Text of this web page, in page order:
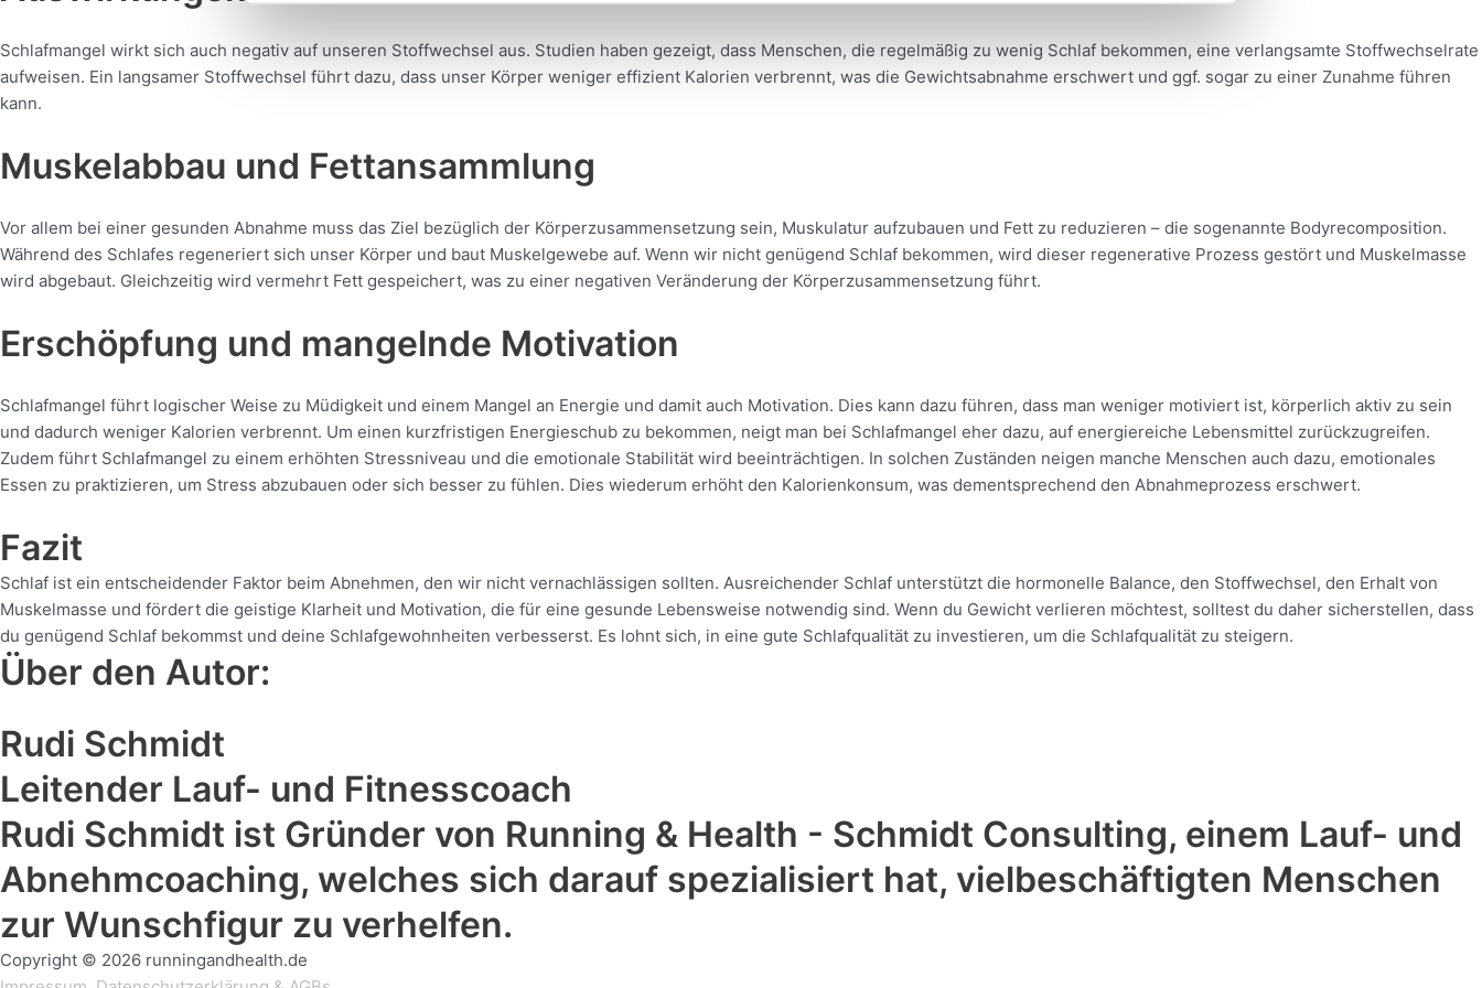
Schlafmangel wirkt sich auch negativ auf unseren Stoffwechsel aus. Studien haben gezeigt, dass Menschen, die regelmäßig zu wenig Schlaf bekommen, eine verlangsamte Stoffwechselrate
aufweisen. Ein langsamer Stoffwechsel führt dazu, dass unser Körper weniger effizient Kalorien verbrennt, was die Gewichtsabnahme erschwert und ggf. sogar zu einer Zunahme führen
kann.
Muskelabbau und Fettansammlung
Vor allem bei einer gesunden Abnahme muss das Ziel bezüglich der Körperzusammensetzung sein, Muskulatur aufzubauen und Fett zu reduzieren – die sogenannte Bodyrecomposition.
Während des Schlafes regeneriert sich unser Körper und baut Muskelgewebe auf. Wenn wir nicht genügend Schlaf bekommen, wird dieser regenerative Prozess gestört und Muskelmasse
wird abgebaut. Gleichzeitig wird vermehrt Fett gespeichert, was zu einer negativen Veränderung der Körperzusammensetzung führt.
Erschöpfung und mangelnde Motivation
Schlafmangel führt logischer Weise zu Müdigkeit und einem Mangel an Energie und damit auch Motivation. Dies kann dazu führen, dass man weniger motiviert ist, körperlich aktiv zu sein
und dadurch weniger Kalorien verbrennt. Um einen kurzfristigen Energieschub zu bekommen, neigt man bei Schlafmangel eher dazu, auf energiereiche Lebensmittel zurückzugreifen.
Zudem führt Schlafmangel zu einem erhöhten Stressniveau und die emotionale Stabilität wird beeinträchtigen. In solchen Zuständen neigen manche Menschen auch dazu, emotionales
Essen zu praktizieren, um Stress abzubauen oder sich besser zu fühlen. Dies wiederum erhöht den Kalorienkonsum, was dementsprechend den Abnahmeprozess erschwert.
Fazit
Schlaf ist ein entscheidender Faktor beim Abnehmen, den wir nicht vernachlässigen sollten. Ausreichender Schlaf unterstützt die hormonelle Balance, den Stoffwechsel, den Erhalt von
Muskelmasse und fördert die geistige Klarheit und Motivation, die für eine gesunde Lebensweise notwendig sind. Wenn du Gewicht verlieren möchtest, solltest du daher sicherstellen, dass
du genügend Schlaf bekommst und deine Schlafgewohnheiten verbesserst. Es lohnt sich, in eine gute Schlafqualität zu investieren, um die Schlafqualität zu steigern.
Über den Autor:
Rudi Schmidt
Leitender Lauf- und Fitnesscoach
Rudi Schmidt ist Gründer von Running & Health - Schmidt Consulting, einem Lauf- und
Abnehmcoaching, welches sich darauf spezialisiert hat, vielbeschäftigten Menschen
zur Wunschfigur zu verhelfen.
Copyright © 2026 runningandhealth.de